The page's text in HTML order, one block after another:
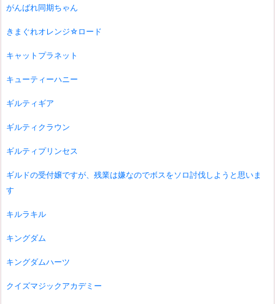
がんばれ同期ちゃん
きまぐれオレンジ☆ロード
キャットプラネット
キューティーハニー
ギルティギア
ギルティクラウン
ギルティプリンセス
ギルドの受付嬢ですが、残業は嫌なのでボスをソロ討伐しようと思いま
す
キルラキル
キングダム
キングダムハーツ
クイズマジックアカデミー